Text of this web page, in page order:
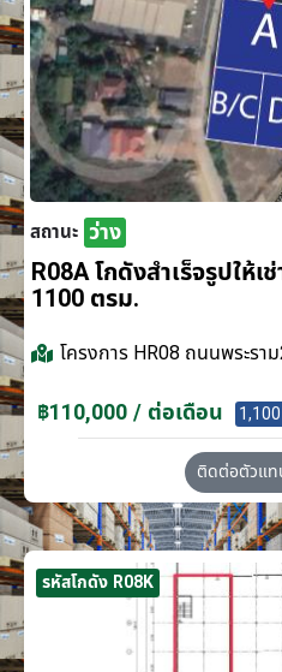
สถานะ ว่าง
R08A โกดังสำเร็จรูปให้
1100 ตรม.
โครงการ HR08 ถนนพระรา
฿110,000 / ต่อเดือน
ติดต่อตัวแท
รหัสโกดัง R08K